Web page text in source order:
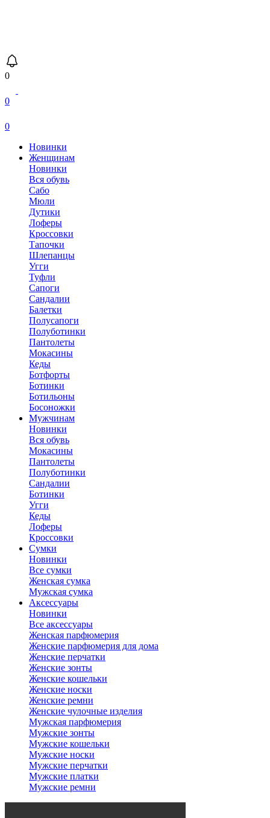
0
0
0
Новинки
Женщинам
Новинки
Вся обувь
Сабо
Мюли
Дутики
Лоферы
Кроссовки
Тапочки
Шлепанцы
Угги
Туфли
Сапоги
Сандалии
Балетки
Полусапоги
Полуботинки
Пантолеты
Мокасины
Кеды
Ботфорты
Ботинки
Ботильоны
Босоножки
Мужчинам
Новинки
Вся обувь
Мокасины
Пантолеты
Полуботинки
Сандалии
Ботинки
Угги
Кеды
Лоферы
Кроссовки
Сумки
Новинки
Все сумки
Женская сумка
Мужская сумка
Аксессуары
Новинки
Все аксессуары
Женская парфюмерия
Женские парфюмерия для дома
Женские перчатки
Женские зонты
Женские кошельки
Женские носки
Женские ремни
Женские чулочные изделия
Мужская парфюмерия
Мужские зонты
Мужские кошельки
Мужские носки
Мужские перчатки
Мужские платки
Мужские ремни